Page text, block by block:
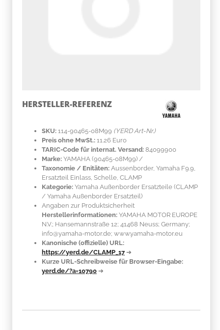
HERSTELLER-REFERENZ
SKU: 114-90465-08M99 (YERD Art-Nr.)
Preis ohne MwSt.: 11.26 Euro
TARIC-Code für internat. Versand: 84099900
Marke: YAMAHA (90465-08M99) /
Taxonomie / Enitäten: Aussenborder, Yamaha F9.9,
Ersatzteil Einlass, Schelle, CLAMP
Kategorie: Yamaha Außenborder Ersatzteile (CLAMP
/ Yamaha Außenborder Ersatzteil)
Angaben zur Produktsicherheit
Herstellerinformationen: YAMAHA MOTOR EUROPE
N.V.; Hansemannstraße 12; 41468 Neuss; Germany;
info@yamaha-motor.de; www.yamaha-motor.eu
Kanonische (offizielle) URL:
https://yerd.de/CLAMP_17 ➔
Kurze URL-Schreibweise für Browser-Eingabe:
yerd.de/?a=10790 ➔